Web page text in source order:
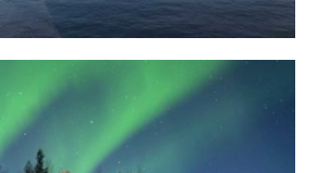
eine erfolgreiche Jagd